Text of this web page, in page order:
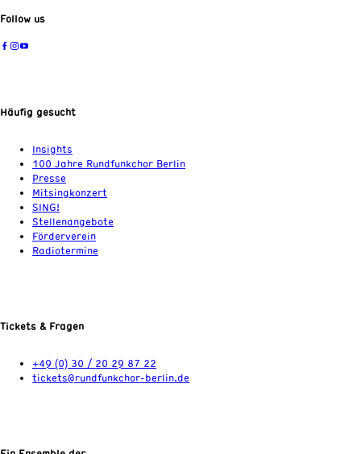
Follow us
Häufig gesucht
Insights
100 Jahre Rundfunkchor Berlin
Presse
Mitsingkonzert
SING!
Stellenangebote
Förderverein
Radiotermine
Tickets & Fragen
+49 (0) 30 / 20 29 87 22
tickets@rundfunkchor-berlin.de